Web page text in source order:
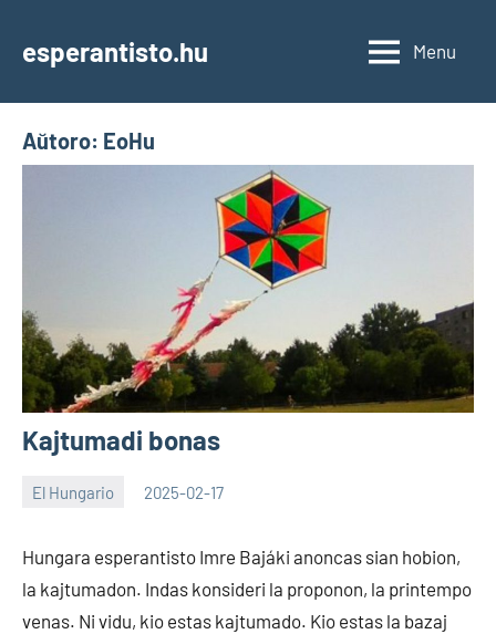
esperantisto.hu Menu
Aŭtoro: EoHu
Kajtumadi bonas
El Hungario 2025-02-17
Hungara esperantisto Imre Bajáki anoncas sian hobion,
la kajtumadon. Indas konsideri la proponon, la printempo
venas. Ni vidu, kio estas kajtumado. Kio estas la bazaj